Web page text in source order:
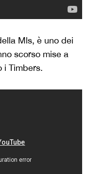
Mls, è uno dei
scorso mise a
i Timbers.